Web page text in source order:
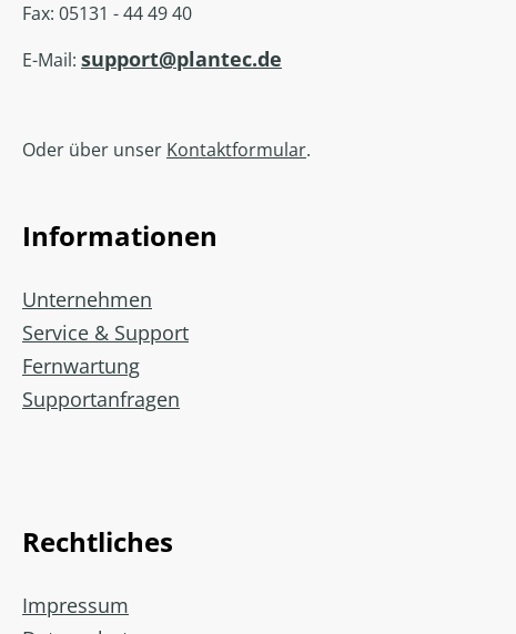
Fax: 05131 - 44 49 40
E-Mail: support@plantec.de
Oder über unser Kontaktformular.
Informationen
Unternehmen
Service & Support
Fernwartung
Supportanfragen
Rechtliches
Impressum